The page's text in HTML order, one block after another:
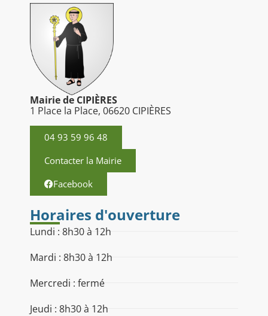
Mairie de CIPIÈRES
1 Place la Place, 06620 CIPIÈRES
04 93 59 96 48
Contacter la Mairie
Facebook
Horaires d'ouverture
Lundi : 8h30 à 12h
Mardi : 8h30 à 12h
Mercredi : fermé
Jeudi : 8h30 à 12h